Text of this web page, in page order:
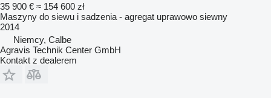
35 900 € ≈ 154 600 zł
Maszyny do siewu i sadzenia - agregat uprawowo siewny
2014
Niemcy, Calbe
Agravis Technik Center GmbH
Kontakt z dealerem